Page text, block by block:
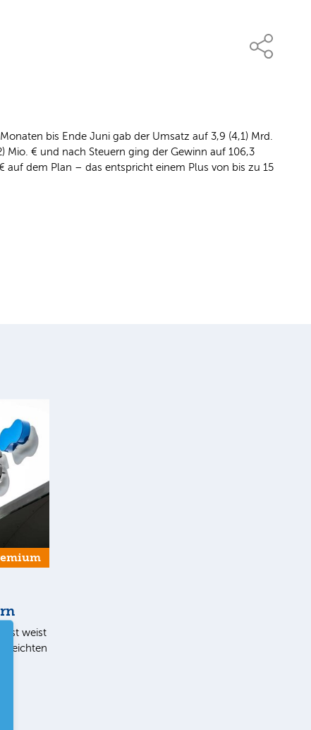
bis Ende Juni gab der Umsatz auf 3,9 (4,1) Mrd.
Mio. € und nach Steuern ging der Gewinn auf 106,3
auf dem Plan – das entspricht einem Plus von bis zu 15
weist
leichten